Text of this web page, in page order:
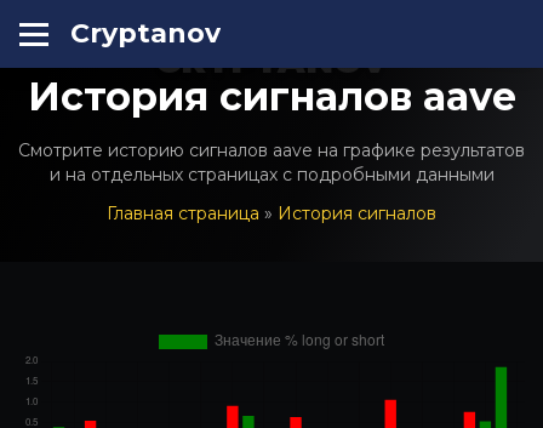
Cryptanov
CRYPTANOV
История сигналов aave
Смотрите историю сигналов aave на графике результатов
и на отдельных страницах с подробными данными
Главная страница » История сигналов